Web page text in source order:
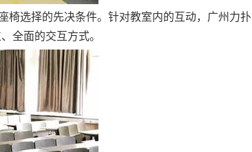
椅选择的先决条件。针对教室内的互动，广州力扑
全面的交互方式。